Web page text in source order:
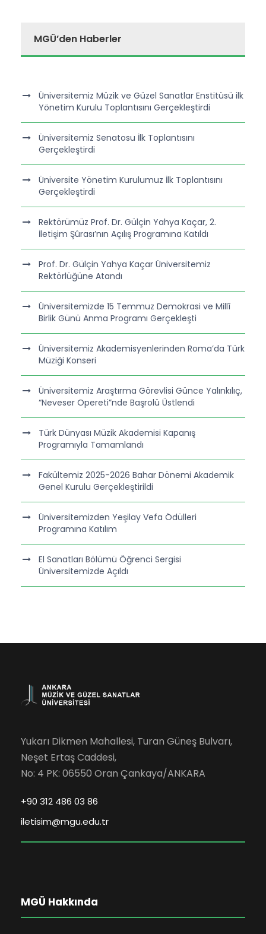
MGÜ’den Haberler
Üniversitemiz Müzik ve Güzel Sanatlar Enstitüsü ilk
Yönetim Kurulu Toplantısını Gerçekleştirdi
Üniversitemiz Senatosu İlk Toplantısını
Gerçekleştirdi
Üniversite Yönetim Kurulumuz İlk Toplantısını
Gerçekleştirdi
Rektörümüz Prof. Dr. Gülçin Yahya Kaçar, 2.
İletişim Şûrası’nın Açılış Programına Katıldı
Prof. Dr. Gülçin Yahya Kaçar Üniversitemiz
Rektörlüğüne Atandı
Üniversitemizde 15 Temmuz Demokrasi ve Millî
Birlik Günü Anma Programı Gerçekleşti
Üniversitemiz Akademisyenlerinden Roma’da Türk
Müziği Konseri
Üniversitemiz Araştırma Görevlisi Günce Yalınkılıç,
“Neveser Opereti”nde Başrolü Üstlendi
Türk Dünyası Müzik Akademisi Kapanış
Programıyla Tamamlandı
Fakültemiz 2025-2026 Bahar Dönemi Akademik
Genel Kurulu Gerçekleştirildi
Üniversitemizden Yeşilay Vefa Ödülleri
Programına Katılım
El Sanatları Bölümü Öğrenci Sergisi
Üniversitemizde Açıldı
Yukarı Dikmen Mahallesi, Turan Güneş Bulvarı,
Neşet Ertaş Caddesi,
No: 4 PK: 06550 Oran Çankaya/ANKARA
+90 312 486 03 86
iletisim@mgu.edu.tr
MGÜ Hakkında